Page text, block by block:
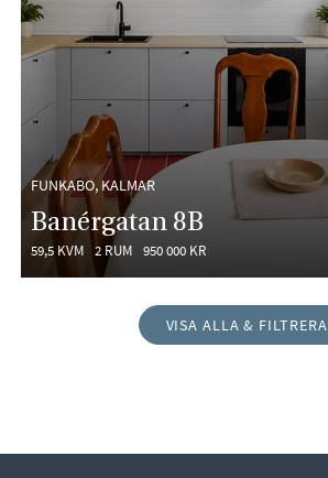
FUNKABO, KALMAR
Banérgatan 8B
59,5 KVM 2 RUM 950 000 KR
VISA ALLA & FILTRERA